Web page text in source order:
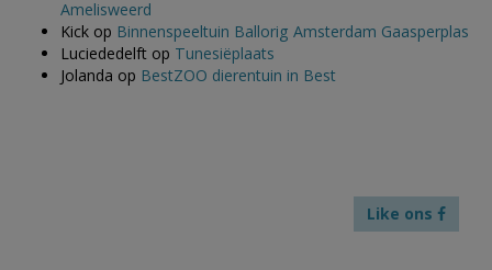
Amelisweerd
Kick op Binnenspeeltuin Ballorig Amsterdam Gaasperplas
Luciededelft op Tunesiëplaats
Jolanda op BestZOO dierentuin in Best
Like ons